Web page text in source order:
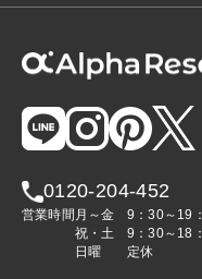
0120-204-452
営業時間 月～金
9：30～19
祝・土
9：30～18
日曜
定休